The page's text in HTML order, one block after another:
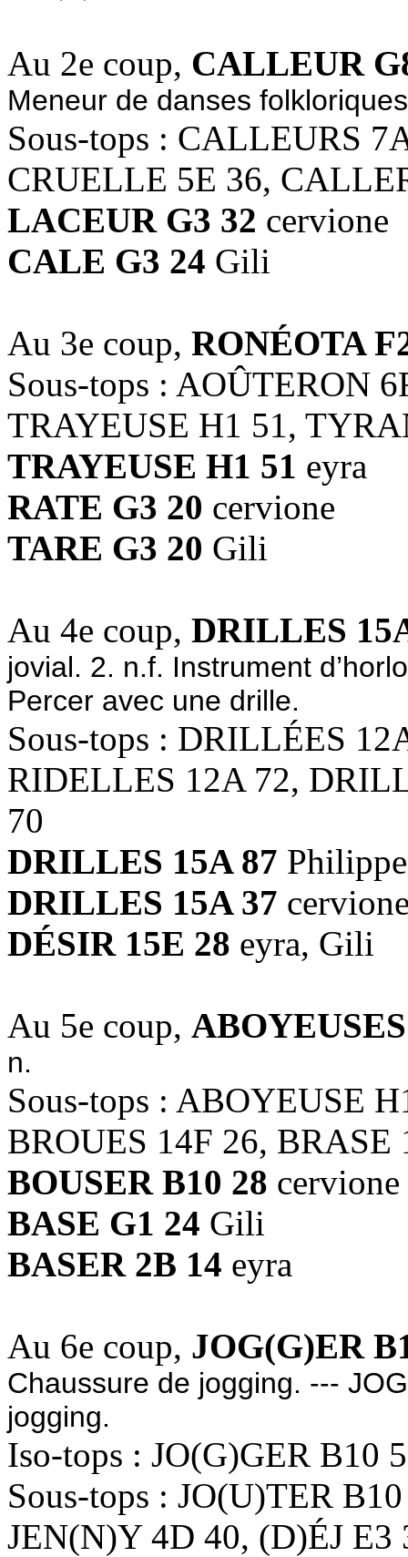
Au 2e coup, CALLEUR
Meneur de danses
Sous-tops : CALLEURS
CRUELLE 5E 36,
LACEUR G3 32 cervione
CALE G3 24 Gili
Au 3e coup, RONÉOTA
Sous-tops : AOÛTERON
TRAYEUSE H1 51,
TRAYEUSE H1 51 eyra
RATE G3 20 cervione
TARE G3 20 Gili
Au 4e coup, DRILLES
jovial. 2. n.f. Instrument
Percer avec une drille.
Sous-tops : DRILLÉES
RIDELLES 12A 72,
70
DRILLES 15A 87
DRILLES 15A 37
DÉSIR 15E 28 eyra, Gili
Au 5e coup,
n.
Sous-tops : ABOYEUSE
BROUES 14F 26, BRASE
BOUSER B10 28 cervione
BASE G1 24 Gili
BASER 2B 14 eyra
Au 6e coup, JOG(G)ER
Chaussure de jogging. ---
jogging.
Iso-tops : JO(G)GER B10
Sous-tops : JO(U)TER
JEN(N)Y 4D 40, (D)ÉJ E3